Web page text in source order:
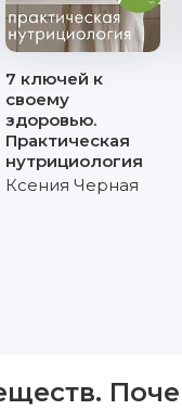
7 ключей к
своему
здоровью.
Практическая
нутрициология
Ксения Черная